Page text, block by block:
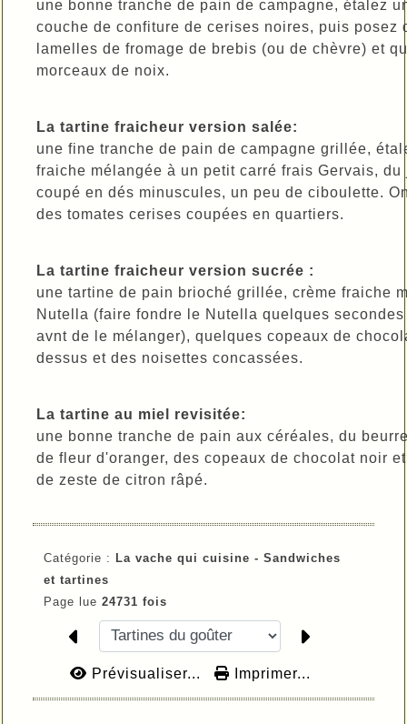
une bonne tranche de pain de campagne, étalez
couche de confiture de cerises noires, puis posez
lamelles de fromage de brebis (ou de chèvre) et
morceaux de noix.
La tartine fraicheur version salée:
une fine tranche de pain de campagne grillée,
fraiche mélangée à un petit carré frais Gervais, du
coupé en dés minuscules, un peu de ciboulette.
des tomates cerises coupées en quartiers.
La tartine fraicheur version sucrée :
une tartine de pain brioché grillée, crème fraiche
Nutella (faire fondre le Nutella quelques
avnt de le mélanger), quelques copeaux de
dessus et des noisettes concassées.
La tartine au miel revisitée:
une bonne tranche de pain aux céréales, du
de fleur d'oranger, des copeaux de chocolat noir
de zeste de citron râpé.
Catégorie : La vache qui cuisine - Sandwiches
et tartines
Page lue 24731 fois
Prévisualiser... Imprimer...